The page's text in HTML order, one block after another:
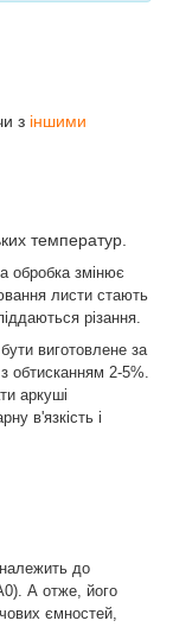
з іншими
температур.
обробка змінює
листи стають
різання.
виготовлене за
обтисканням 2-5%.
аркуші
в'язкість і
до
А отже, його
ємностей,